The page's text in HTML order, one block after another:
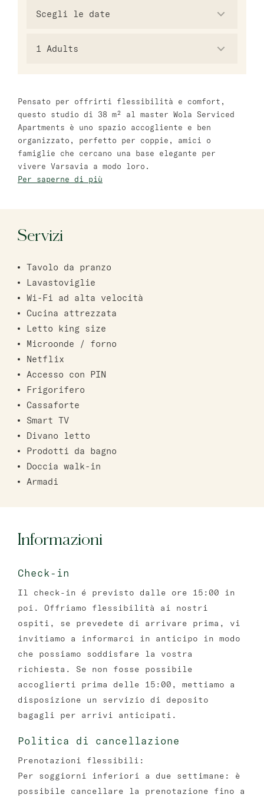
master Mirabell
Tel Aviv
Mazeh Tel Aviv
master Shenkin
Bat Yam
master Haifa
1 Adults
Pensato per offrirti flessibilità e comfort,
questo studio di 38 m² al master Wola Serviced
Apartments è uno spazio accogliente e ben
organizzato, perfetto per coppie, amici o
famiglie che cercano una base elegante per
vivere Varsavia a modo loro.
Per saperne di più
Servizi
Tavolo da pranzo
Lavastoviglie
Wi-Fi ad alta velocità
Cucina attrezzata
Letto king size
Microonde / forno
Netflix
Accesso con PIN
Frigorifero
Cassaforte
Smart TV
Divano letto
Prodotti da bagno
Doccia walk-in
Armadi
Informazioni
Check-in
Il check-in é previsto dalle ore 15:00 in
poi. Offriamo flessibilità ai nostri
ospiti, se prevedete di arrivare prima, vi
invitiamo a informarci in anticipo in modo
che possiamo soddisfare la vostra
richiesta. Se non fosse possibile
accoglierti prima delle 15:00, mettiamo a
disposizione un servizio di deposito
bagagli per arrivi anticipati.
Politica di cancellazione
Prenotazioni flessibili:
Per soggiorni inferiori a due settimane: è
possibile cancellare la prenotazione fino a